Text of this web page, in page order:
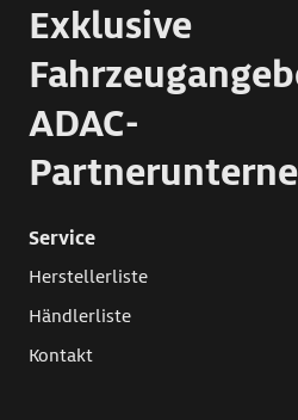
Exklusive
ADAC-
Service
Herstellerliste
Händlerliste
Kontakt